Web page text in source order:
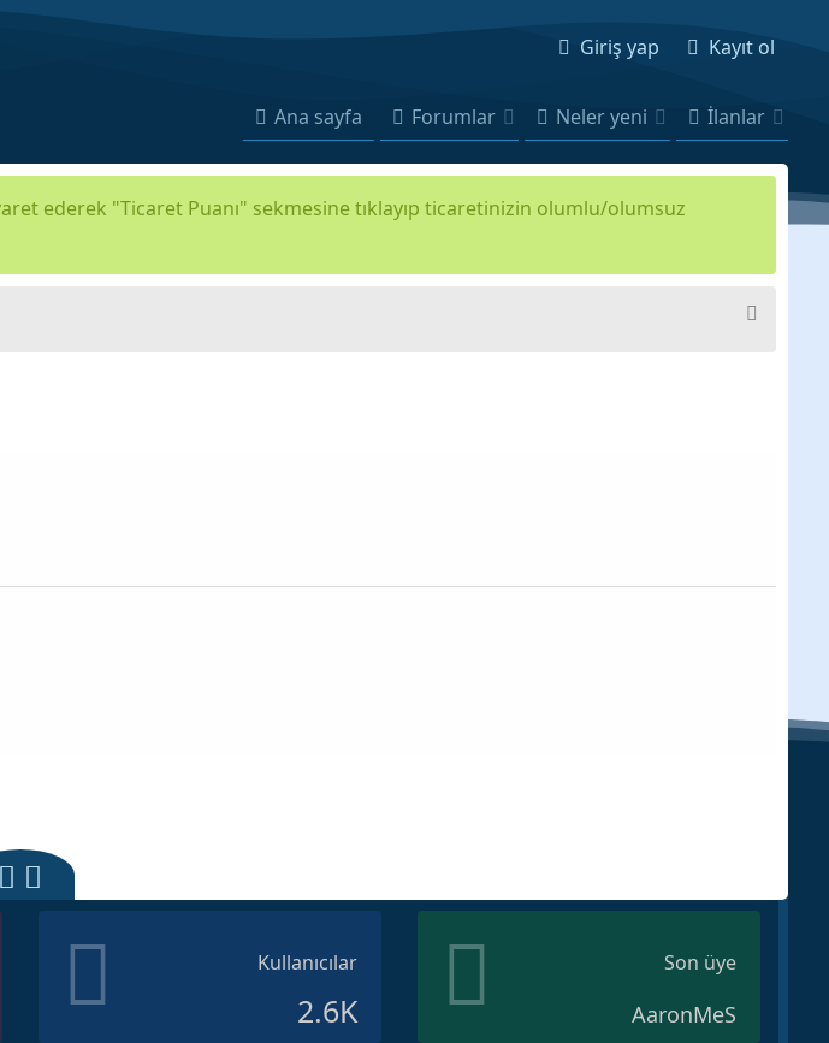
Giriş yap Kayıt ol
Ana sayfa Forumlar Neler yeni İlanlar
ederek "Ticaret Puanı" sekmesine tıklayıp ticaretinizin olumlu/olumsuz
Kullanıcılar
2.6K
Son üye
AaronMeS